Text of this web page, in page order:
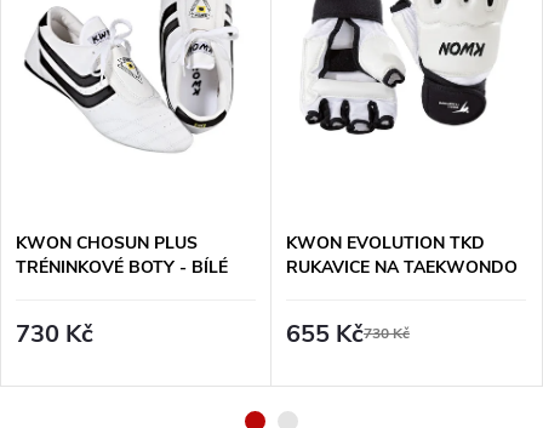
KWON CHOSUN PLUS
TRÉNINKOVÉ BOTY - BÍLÉ
730 Kč
KWON EVOLUTION TKD
RUKAVICE NA TAEKWONDO
655 Kč730 Kč